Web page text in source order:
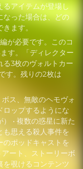
るアイテムが登場し
なった場合は、どの
ます。
が必要です。このコ
す。「ディレクター
る3枚のヴォルトカー
す。残りの2枚は
ス、無敵のヘモヴォ
ロップするようにな
• 複数の惑星に新た
も思える殺人事件を
のポッドキャストを
ート、ストーリーボ
覗けるコンテンツ